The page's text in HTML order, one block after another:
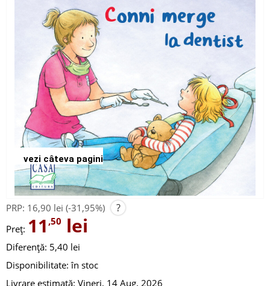
vezi câteva pagini
PRP: 16,90 lei (-31,95%) ?
Preț: 11 ,50 lei
Diferență: 5,40 lei
Disponibilitate: în stoc
Livrare estimată: Vineri, 14 Aug. 2026